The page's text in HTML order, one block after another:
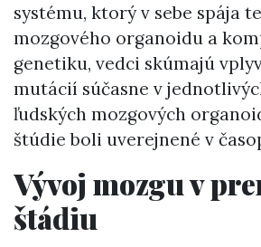
systému, ktorý v sebe spája
mozgového organoidu a
genetiku, vedci skúmajú
mutácií súčasne v
ľudských mozgových
štúdie boli uverejnené v
Vývoj mozgu v
štádiu